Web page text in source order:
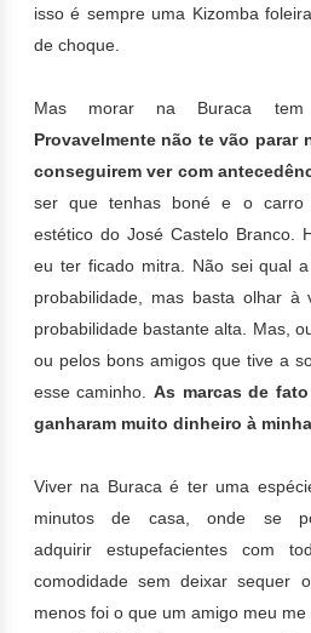
isso é sempre uma Kizomba
de choque.
Mas morar na Buraca tem
Provavelmente não te vão parar
conseguirem ver com
ser que tenhas boné e o carro
estético do José Castelo Branco.
eu ter ficado mitra. Não sei qual
probabilidade, mas basta olhar
probabilidade bastante alta. Mas,
ou pelos bons amigos que tive a
esse caminho. As marcas de
ganharam muito dinheiro à
Viver na Buraca é ter uma
minutos de casa, onde se
adquirir estupefacientes com
comodidade sem deixar sequer
menos foi o que um amigo meu me